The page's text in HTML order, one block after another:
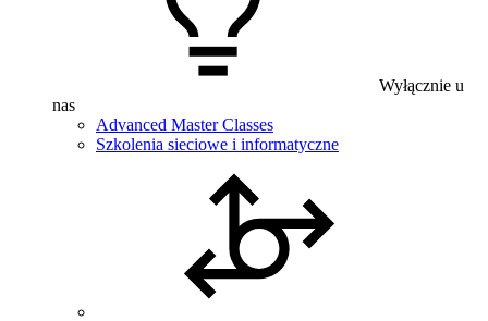
Wyłącznie u
nas
Advanced Master Classes
Szkolenia sieciowe i informatyczne